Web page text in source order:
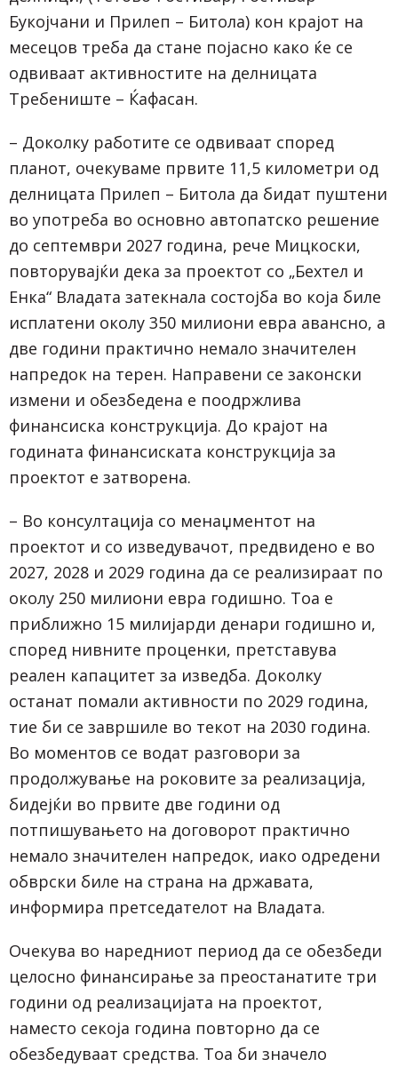
Букојчани и Прилеп – Битола) кон крајот на
месецов треба да стане појасно како ќе се
одвиваат активностите на делницата
Требениште – Ќафасан.
– Доколку работите се одвиваат според
планот, очекуваме првите 11,5 километри од
делницата Прилеп – Битола да бидат пуштени
во употреба во основно автопатско решение
до септември 2027 година, рече Мицкоски,
повторувајќи дека за проектот со „Бехтел и
Енка“ Владата затекнала состојба во која биле
исплатени околу 350 милиони евра авансно, а
две години практично немало значителен
напредок на терен. Направени се законски
измени и обезбедена е поодржлива
финансиска конструкција. До крајот на
годината финансиската конструкција за
проектот е затворена.
– Во консултација со менаџментот на
проектот и со изведувачот, предвидено е во
2027, 2028 и 2029 година да се реализираат по
околу 250 милиони евра годишно. Тоа е
приближно 15 милијарди денари годишно и,
според нивните проценки, претставува
реален капацитет за изведба. Доколку
останат помали активности по 2029 година,
тие би се завршиле во текот на 2030 година.
Во моментов се водат разговори за
продолжување на роковите за реализација,
бидејќи во првите две години од
потпишувањето на договорот практично
немало значителен напредок, иако одредени
обврски биле на страна на државата,
информира претседателот на Владата.
Очекува во наредниот период да се обезбеди
целосно финансирање за преостанатите три
години од реализацијата на проектот,
наместо секоја година повторно да се
обезбедуваат средства. Тоа би значело